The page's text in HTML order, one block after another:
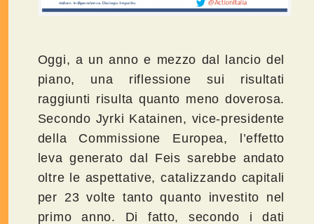
Oggi, a un anno e mezzo dal lancio del
piano, una riflessione sui risultati
raggiunti risulta quanto meno doverosa.
Secondo Jyrki Katainen, vice-presidente
della Commissione Europea, l’effetto
leva generato dal Feis sarebbe andato
oltre le aspettative, catalizzando capitali
per 23 volte tanto quanto investito nel
primo anno. Di fatto, secondo i dati